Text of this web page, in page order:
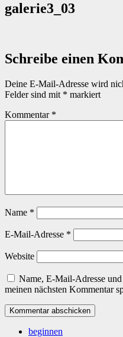
galerie3_03
Schreibe einen
Deine E-Mail-Adresse wird
Felder sind mit * markiert
Kommentar *
Name *
E-Mail-Adresse *
Website
Name, E-Mail-Adresse
meinen nächsten Kommentar
beginnen